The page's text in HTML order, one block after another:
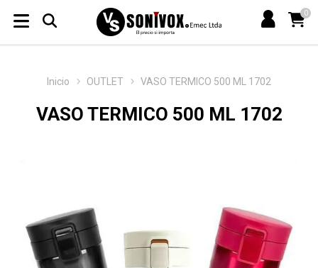
0
Inicio OUTLET VASO TERMICO 500 ML 1702
VASO TERMICO 500 ML 1702